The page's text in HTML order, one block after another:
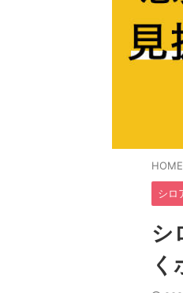
HOME
シロ
シ
く